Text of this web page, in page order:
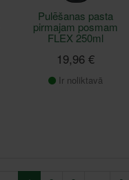
Pulēšanas pasta
pirmajam posmam
FLEX 250ml
19,96 €
Ir noliktavā